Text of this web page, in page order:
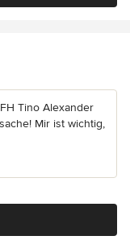
Tino Alexander
Mir ist wichtig,